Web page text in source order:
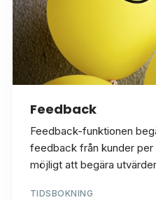
Feedback
Feedback-funktionen
feedback från kunder
möjligt att begära
TIDSBOKNING